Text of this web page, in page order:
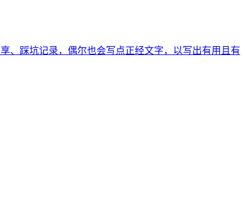
、踩坑记录，偶尔也会写点正经文字，以写出有用且有